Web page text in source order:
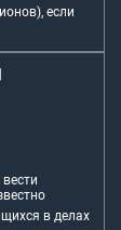
если
в делах